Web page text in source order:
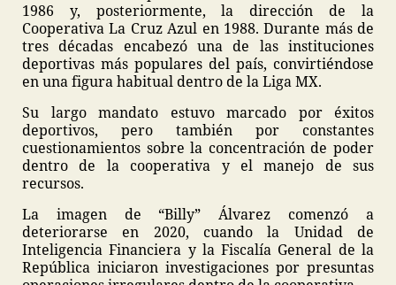
1986 y, posteriormente, la dirección de la
Cooperativa La Cruz Azul en 1988. Durante más de
tres décadas encabezó una de las instituciones
deportivas más populares del país, convirtiéndose
en una figura habitual dentro de la Liga MX.
Su largo mandato estuvo marcado por éxitos
deportivos, pero también por constantes
cuestionamientos sobre la concentración de poder
dentro de la cooperativa y el manejo de sus
recursos.
La imagen de “Billy” Álvarez comenzó a
deteriorarse en 2020, cuando la Unidad de
Inteligencia Financiera y la Fiscalía General de la
República iniciaron investigaciones por presuntas